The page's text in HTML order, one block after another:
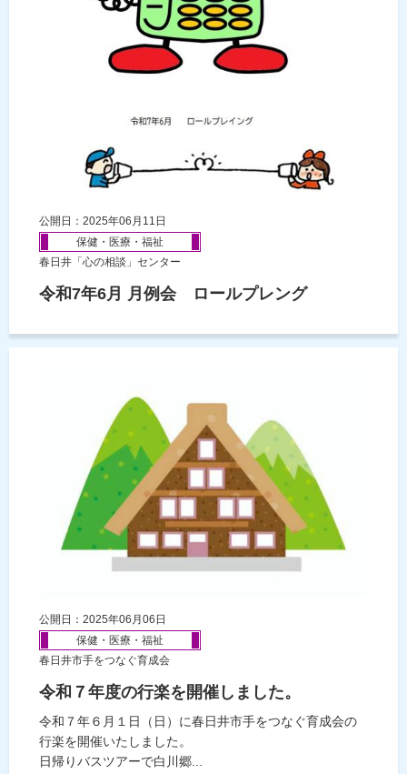
公開日：2025年06月11日
保健・医療・福祉
春日井「心の相談」センター
令和7年6月 月例会 ロールプレング
公開日：2025年06月06日
保健・医療・福祉
春日井市手をつなぐ育成会
令和７年度の行楽を開催しました。
令和７年６月１日（日）に春日井市手をつなぐ育成会の
行楽を開催いたしました。
日帰りバスツアーで白川郷...